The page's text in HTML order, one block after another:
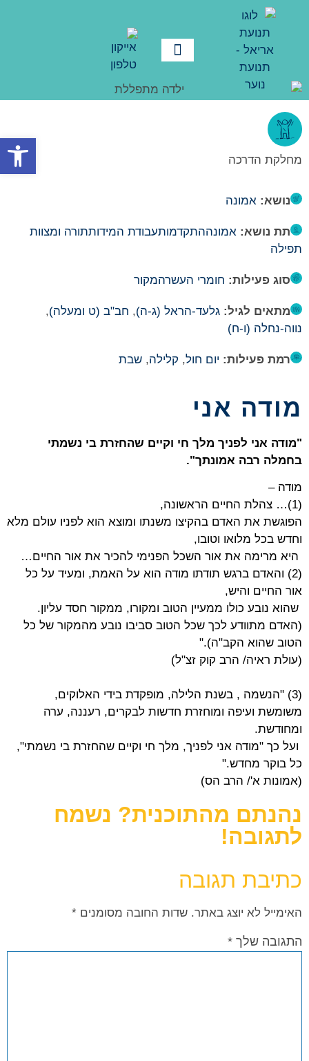
פתח
מחלקת הדרכה
נושא: אמונה
תת נושא: אמונההתקדמותעבודת המידותתורה ומצוות
תפילה
סוג פעילות: חומרי העשרהמקור
מתאים לגיל: גלעד-הראל (ג-ה), חב"ב (ט ומעלה),
נווה-נחלה (ו-ח)
רמת פעילות: יום חול, קלילה, שבת
מודה אני
"מודה אני לפניך מלך חי וקיים שהחזרת בי נשמתי
בחמלה רבה אמונתך".
מודה –
(1)… צהלת החיים הראשונה,
הפוגשת את האדם בהקיצו משנתו ומוצא הוא לפניו עולם מלא
וחדש בכל מלואו וטובו,
היא מרימה את אור השכל הפנימי להכיר את אור החיים…
(2) והאדם ברגש תודתו מודה הוא על האמת, ומעיד על כל
אור החיים והיש,
שהוא נובע כולו ממעיין הטוב ומקורו, ממקור חסד עליון.
(האדם מתוודע לכך שכל הטוב סביבו נובע מהמקור של כל
הטוב שהוא הקב"ה)."
(עולת ראיה/ הרב קוק זצ"ל)
(3) "הנשמה , בשנת הלילה, מופקדת בידי האלוקים,
משומשת ועיפה ומוחזרת חדשות לבקרים, רעננה, ערה
ומחודשת.
ועל כך "מודה אני לפניך, מלך חי וקיים שהחזרת בי נשמתי",
כל בוקר מחדש."
(אמונות א'/ הרב הס)
נהנתם מהתוכנית? נשמח
לתגובה!
כתיבת תגובה
האימייל לא יוצג באתר. שדות החובה מסומנים *
התגובה שלך *